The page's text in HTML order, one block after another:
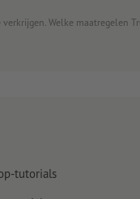
Welke maatregelen
tutorials